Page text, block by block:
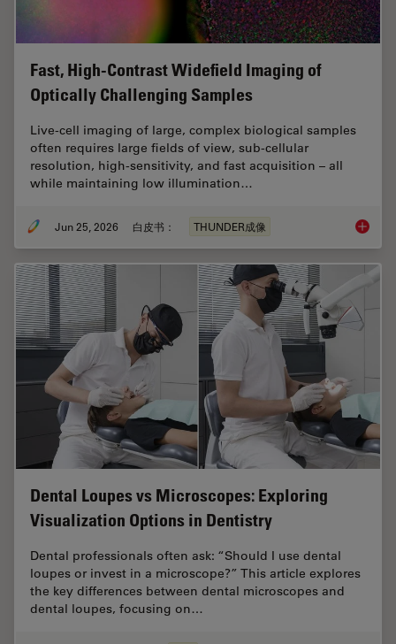
Fast, High-Contrast Widefield Imaging of
Optically Challenging Samples
Live‑cell imaging of large, complex biological samples
often requires large fields of view, sub-cellular
resolution, high-sensitivity, and fast acquisition – all
while maintaining low illumination…
Jun 25, 2026 白皮书： THUNDER成像 Fast,
Dental Loupes vs Microscopes: Exploring
Visualization Options in Dentistry
Dental professionals often ask: “Should I use dental
loupes or invest in a microscope?” This article explores
the key differences between dental microscopes and
dental loupes, focusing on…